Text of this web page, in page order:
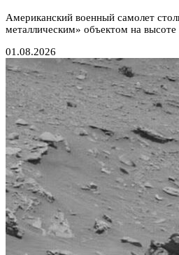
Американский военный самолет
металлическим» объектом на высоте
01.08.2026